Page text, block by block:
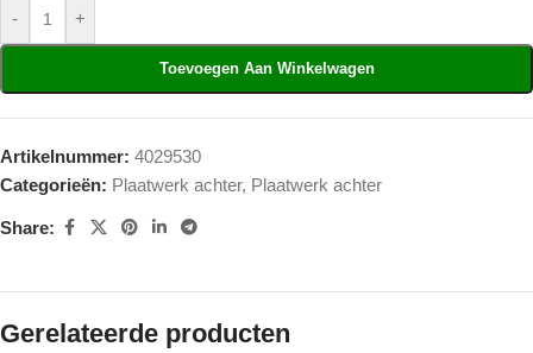
- +
Toevoegen Aan Winkelwagen
Artikelnummer: 4029530
Categorieën: Plaatwerk achter, Plaatwerk achter
Share:
Gerelateerde producten